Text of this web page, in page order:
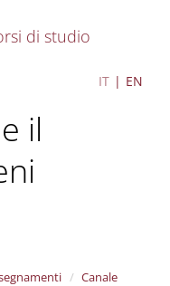
di studio
IT EN
il
Canale